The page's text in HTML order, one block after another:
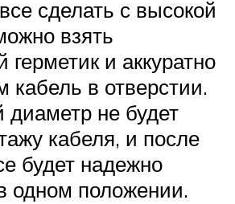
сделать с высокой
взять
герметик и аккуратно
кабель в отверстии.
не будет
кабеля, и после
будет надежно
одном положении.